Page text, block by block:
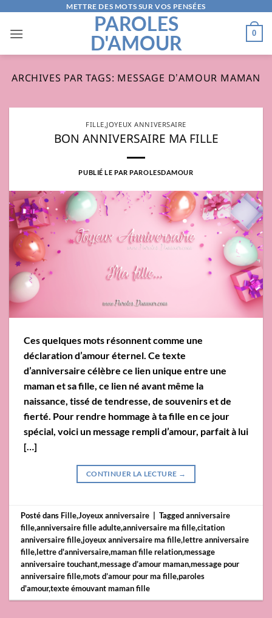
contenu
METTRE DES MOTS SUR VOS PENSÉES
PAROLES
D'AMOUR
0
ARCHIVES PAR TAGS: MESSAGE D’AMOUR MAMAN
FILLE, JOYEUX ANNIVERSAIRE
BON ANNIVERSAIRE MA FILLE
PUBLIÉ LEPARPAROLESDAMOUR
Ces quelques mots résonnent comme une
déclaration d’amour éternel. Ce texte
d’anniversaire célèbre ce lien unique entre une
maman et sa fille, ce lien né avant même la
naissance, tissé de tendresse, de souvenirs et de
fierté. Pour rendre hommage à ta fille en ce jour
spécial, voici un message rempli d’amour, parfait à lui
[…]
CONTINUER LA LECTURE →
Posté dans Fille,Joyeux anniversaire Taggedanniversaire
fille,anniversaire fille adulte,anniversaire ma fille,citation
anniversaire fille,joyeux anniversaire ma fille,lettre anniversaire
fille,lettre d'anniversaire,maman fille relation,message
anniversaire touchant,message d’amour maman,message pour
anniversaire fille,mots d’amour pour ma fille,paroles
d'amour,texte émouvant maman fille